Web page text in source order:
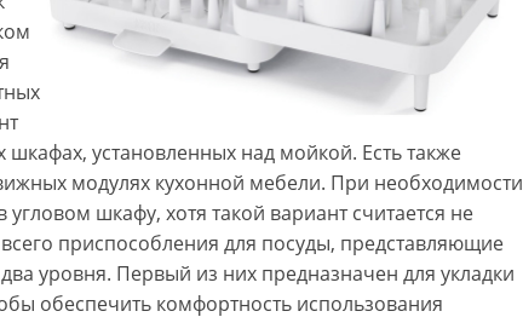
установленных над мойкой. Есть также
модулях кухонной мебели. При необходимости
шкафу, хотя такой вариант считается не
приспособления для посуды, представляющие
уровня. Первый из них предназначен для укладки
обеспечить комфортность использования